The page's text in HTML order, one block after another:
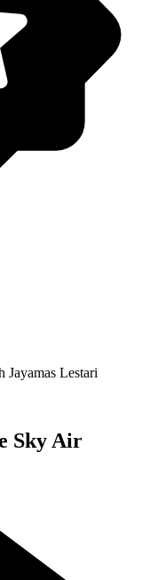
Jayamas Lestari
Sky Air